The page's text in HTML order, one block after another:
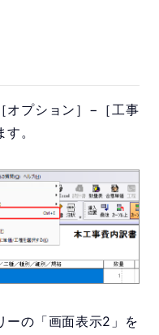
オプション］−［工事
。
ーの「画面表示2」を